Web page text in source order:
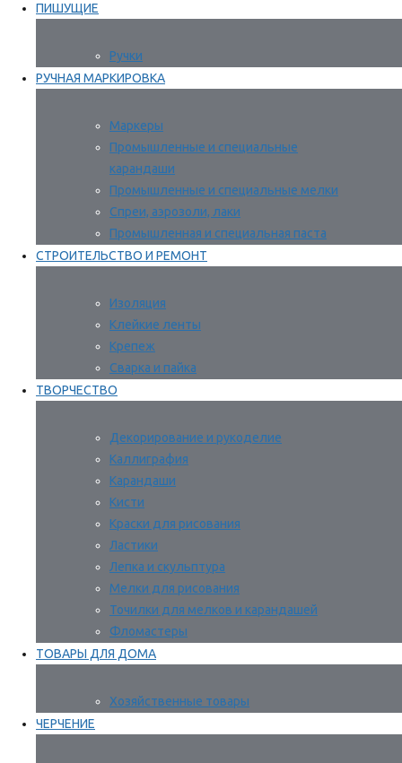
ПИШУЩИЕ
Ручки
РУЧНАЯ МАРКИРОВКА
Маркеры
Промышленные и специальные
карандаши
Промышленные и специальные мелки
Спреи, аэрозоли, лаки
Промышленная и специальная паста
СТРОИТЕЛЬСТВО И РЕМОНТ
Изоляция
Клейкие ленты
Крепеж
Сварка и пайка
ТВОРЧЕСТВО
Декорирование и рукоделие
Каллиграфия
Карандаши
Кисти
Краски для рисования
Ластики
Лепка и скульптура
Мелки для рисования
Точилки для мелков и карандашей
Фломастеры
ТОВАРЫ ДЛЯ ДОМА
Хозяйственные товары
ЧЕРЧЕНИЕ